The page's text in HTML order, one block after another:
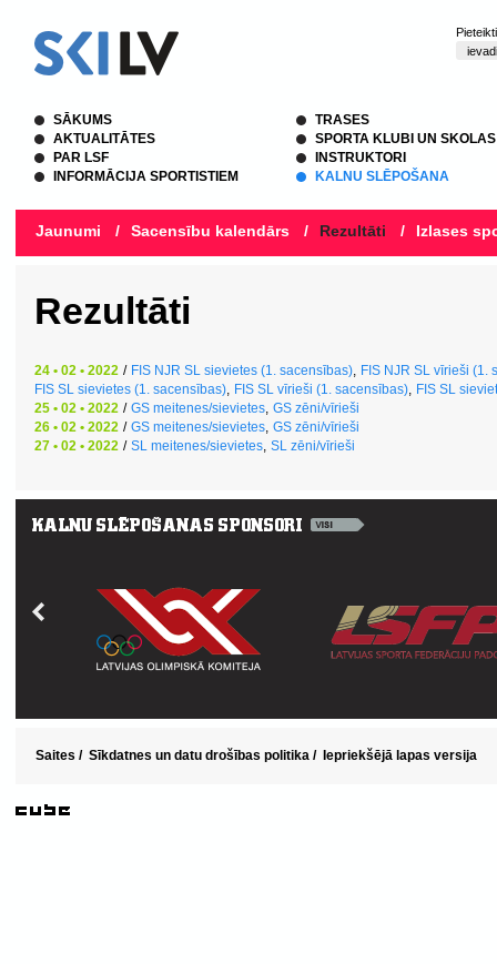
SĀKUMS
AKTUALITĀTES
PAR LSF
INFORMĀCIJA SPORTISTIEM
TRASES
SPORTA KLUBI UN SKOLAS
INSTRUKTORI
KALNU SLĒPOŠANA
Jaunumi / Sacensību kalendārs / Rezultāti / Izlases
Rezultāti
24 • 02 • 2022 / FIS NJR SL sievietes (1. sacensības), FIS NJR SL vīrieši (1.
FIS SL sievietes (1. sacensības), FIS SL vīrieši (1. sacensības), FIS SL
25 • 02 • 2022 / GS meitenes/sievietes, GS zēni/vīrieši
26 • 02 • 2022 / GS meitenes/sievietes, GS zēni/vīrieši
27 • 02 • 2022 / SL meitenes/sievietes, SL zēni/vīrieši
Saites / Sīkdatnes un datu drošības politika / Iepriekšējā lapas versija